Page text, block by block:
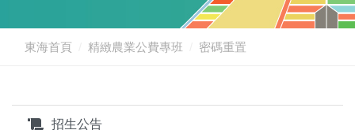
東海首頁 精緻農業公費專班 密碼重置
招生公告